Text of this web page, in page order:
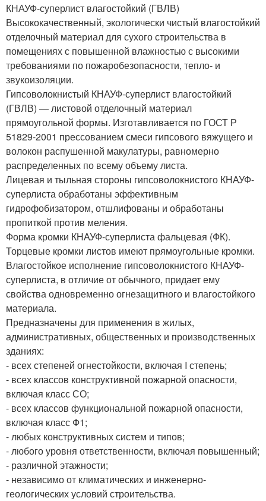
КНАУФ-суперлист влагостойкий (ГВЛВ)
Высококачественный, экологически чистый влагостойкий
отделочный материал для сухого строительства в
помещениях с повышенной влажностью с высокими
требованиями по пожаробезопасности, тепло- и
звукоизоляции.
Гипсоволокнистый КНАУФ-суперлист влагостойкий
(ГВЛВ) — листовой отделочный материал
прямоугольной формы. Изготавливается по ГОСТ Р
51829-2001 прессованием смеси гипсового вяжущего и
волокон распушенной макулатуры, равномерно
распределенных по всему объему листа.
Лицевая и тыльная стороны гипсоволокнистого КНАУФ-
суперлиста обработаны эффективным
гидрофобизатором, отшлифованы и обработаны
пропиткой против меления.
Форма кромки КНАУФ-суперлиста фальцевая (ФК).
Торцевые кромки листов имеют прямоугольные кромки.
Влагостойкое исполнение гипсоволокнистого КНАУФ-
суперлиста, в отличие от обычного, придает ему
свойства одновременно огнезащитного и влагостойкого
материала.
Предназначены для применения в жилых,
административных, общественных и производственных
зданиях:
- всех степеней огнестойкости, включая I степень;
- всех классов конструктивной пожарной опасности,
включая класс СО;
- всех классов функциональной пожарной опасности,
включая класс Ф1;
- любых конструктивных систем и типов;
- любого уровня ответственности, включая повышенный;
- различной этажности;
- независимо от климатических и инженерно-
геологических условий строительства.